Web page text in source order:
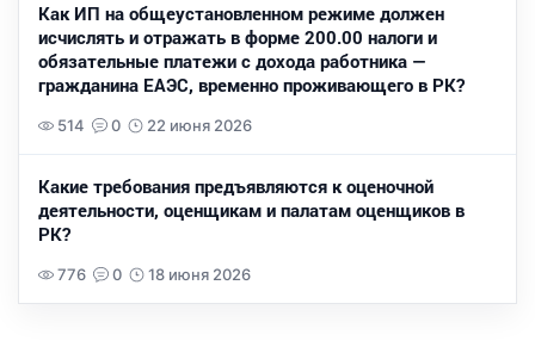
Как ИП на общеустановленном режиме должен
исчислять и отражать в форме 200.00 налоги и
обязательные платежи с дохода работника —
гражданина ЕАЭС, временно проживающего в РК?
514 0 22 июня 2026
Какие требования предъявляются к оценочной
деятельности, оценщикам и палатам оценщиков в
РК?
776 0 18 июня 2026